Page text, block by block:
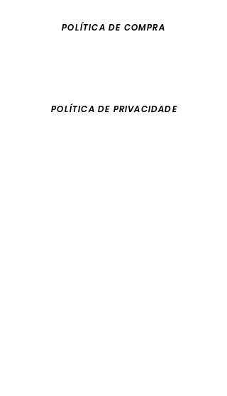
POLÍTICA DE COMPRA
POLÍTICA DE PRIVACIDADE